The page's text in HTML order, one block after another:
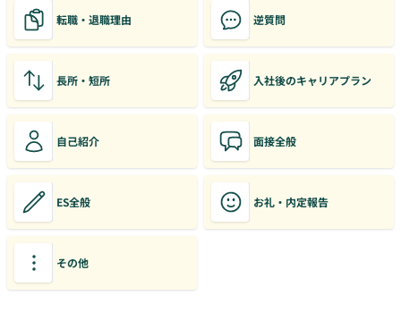
転職・退職理由 逆質問
長所・短所 入社後のキャリアプラン
自己紹介 面接全般
ES全般 お礼・内定報告
その他